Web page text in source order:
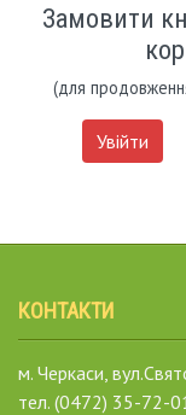
Замовити
(для
Увійти
КОНТАКТИ
м. Черкаси,
тел. (0472) 35-72-